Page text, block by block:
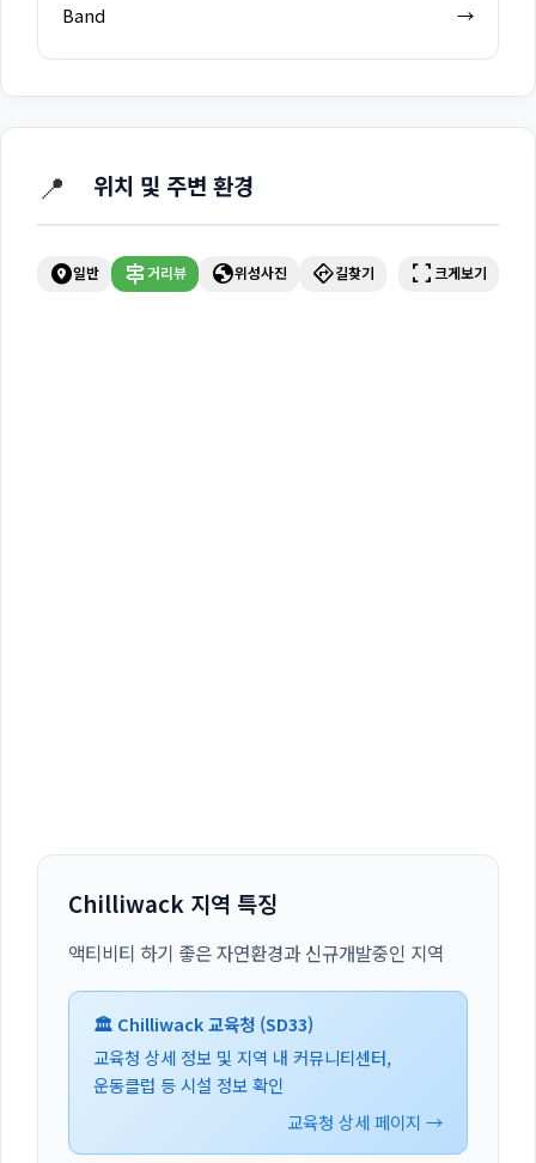
Band →
📍 위치 및 주변 환경
explore_nearby일반 signpost 거리뷰 globe위성사진 directions길찾기 fullscreen 크게보기
Chilliwack 지역 특징
액티비티 하기 좋은 자연환경과 신규개발중인 지역
🏛️ Chilliwack 교육청 (SD33)
교육청 상세 정보 및 지역 내 커뮤니티센터,
운동클럽 등 시설 정보 확인
교육청 상세 페이지 →